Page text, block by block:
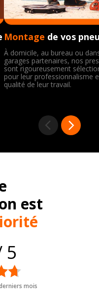
Montage de vos
À domicile, au bureau ou
garages partenaires, nos
sont rigoureusement
pour leur professionnalisme
qualité de leur travail.
est
5
mois